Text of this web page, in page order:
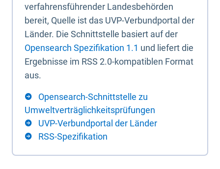
verfahrensführender Landesbehörden
bereit, Quelle ist das UVP-Verbundportal der
Länder. Die Schnittstelle basiert auf der
Opensearch Spezifikation 1.1 und liefert die
Ergebnisse im RSS 2.0-kompatiblen Format
aus.
Opensearch-Schnittstelle zu
Umweltverträglichkeitsprüfungen
UVP-Verbundportal der Länder
RSS-Spezifikation